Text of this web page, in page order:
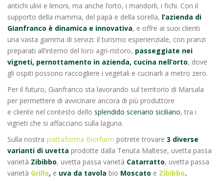
antichi ulivi e limoni, ma anche l’orto, i mandorli, i fichi. Con il
supporto della mamma, del papà e della sorella, l’azienda di
Gianfranco è dinamica e innovativa, e offre ai suoi clienti
una vasta gamma di servizi: il turismo esperienziale, con pranzi
preparati all’interno del loro agri-ristoro, passeggiate nei
vigneti, pernottamento in azienda, cucina nell’orto, dove
gli ospiti possono raccogliere i vegetali e cucinarli a metro zero.
Per il futuro, Gianfranco sta lavorando sul territorio di Marsala
per permettere di avvicinare ancora di più produttore
e cliente nel contesto dello splendido scenario siciliano, tra i
vigneti che si affacciano sulla laguna.
Sulla nostra piattaforma Biorfarm potrete trovare 3 diverse
varianti di uvetta prodotte dalla Tenuta Maltese, uvetta passa
varietà Zibibbo, uvetta passa varietà Catarratto, uvetta passa
varietà Grillo, e uva da tavola bio Moscato e Zibibbo.